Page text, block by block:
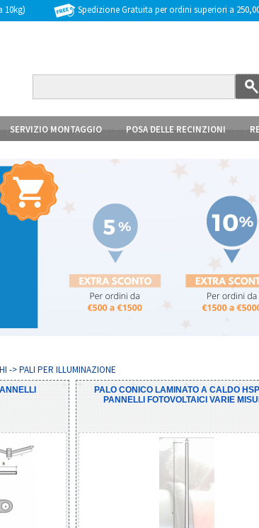
10kg) Spedizione Gratuita per ordini superiori a
SERVIZIO MONTAGGIO POSA DELLE RECINZIONI
-> PALI PER ILLUMINAZIONE
PALO CONICO LAMINATO A CALDO
PANNELLI FOTOVOLTAICI VARIE